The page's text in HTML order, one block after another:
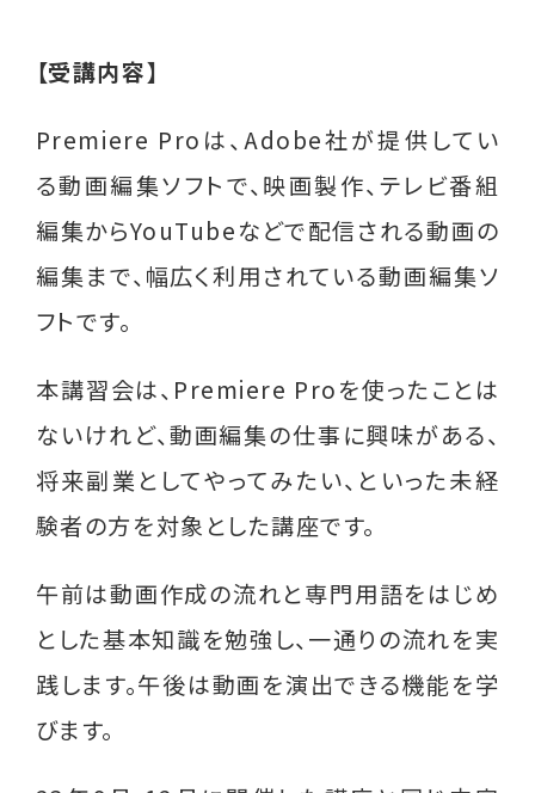
職業紹介
イベント
ライフプラン セミナー
就業支援講習会
シングルパパの会
相談支援員研修会 （支援者対象）
過去のイベント実績
役立つ情報
【受講内容】
Premiere Proは、Adobe社が提供してい
る動画編集ソフトで、映画製作、テレビ番組
編集からYouTubeなどで配信される動画の
編集まで、幅広く利用されている動画編集ソ
フトです。
本講習会は、Premiere Proを使ったことは
ないけれど、動画編集の仕事に興味がある、
将来副業としてやってみたい、といった未経
験者の方を対象とした講座です。
午前は動画作成の流れと専門用語をはじめ
とした基本知識を勉強し、一通りの流れを実
践します。午後は動画を演出できる機能を学
びます。